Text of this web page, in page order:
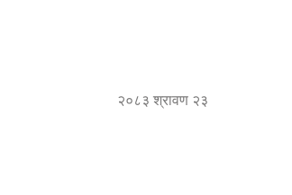
२०८३ श्रावण २३